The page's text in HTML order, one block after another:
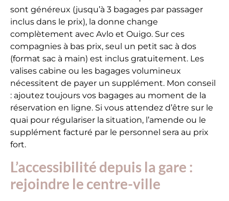
sont généreux (jusqu’à 3 bagages par passager
inclus dans le prix), la donne change
complètement avec Avlo et Ouigo. Sur ces
compagnies à bas prix, seul un petit sac à dos
(format sac à main) est inclus gratuitement. Les
valises cabine ou les bagages volumineux
nécessitent de payer un supplément. Mon conseil
: ajoutez toujours vos bagages au moment de la
réservation en ligne. Si vous attendez d’être sur le
quai pour régulariser la situation, l’amende ou le
supplément facturé par le personnel sera au prix
fort.
L’accessibilité depuis la gare :
rejoindre le centre-ville